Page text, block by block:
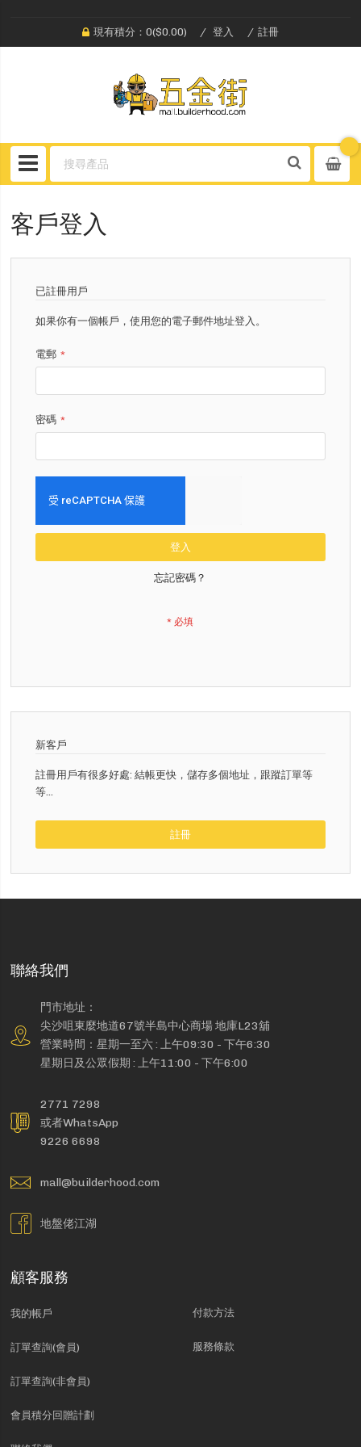
現有積分：0($0.00) 登入 註冊
客戶登入
已註冊用戶
如果你有一個帳戶，使用您的電子郵件地址登入。
電郵
密碼
登入
忘記密碼？
新客戶
註冊用戶有很多好處: 結帳更快，儲存多個地址，跟蹤訂單等
等...
註冊
聯絡我們
門市地址：
尖沙咀東麼地道67號半島中心商場 地庫L23舖
營業時間：星期一至六 : 上午09:30 - 下午6:30
星期日及公眾假期 : 上午11:00 - 下午6:00
2771 7298
或者WhatsApp
9226 6698
mall@builderhood.com
地盤佬江湖
顧客服務
我的帳戶
訂單查詢(會員)
訂單查詢(非會員)
會員積分回贈計劃
付款方法
服務條款